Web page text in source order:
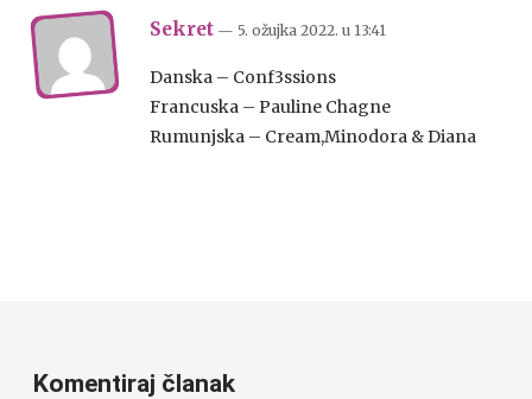
Sekret — 5. ožujka 2022. u 13:41
Danska – Conf3ssions
Francuska – Pauline Chagne
Rumunjska – Cream,Minodora & Diana
Komentiraj članak